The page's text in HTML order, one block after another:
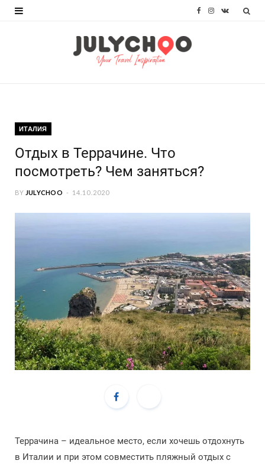
I V
ИТАЛИЯ
Отдых в Террачине. Что
посмотреть? Чем заняться?
BY JULYCHOO 14.10.2020
Террачина – идеальное место, если хочешь отдохнуть
в Италии и при этом совместить пляжный отдых с